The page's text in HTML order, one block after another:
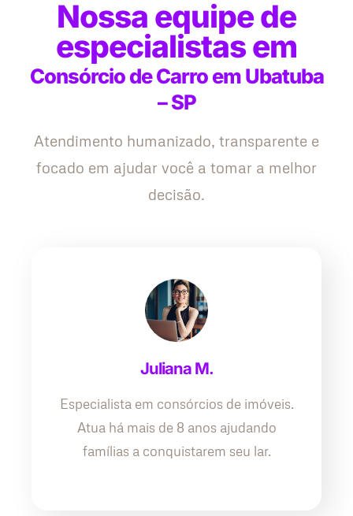
Nossa equipe de
especialistas em
Consórcio de Carro em Ubatuba
– SP
Atendimento humanizado, transparente e
focado em ajudar você a tomar a melhor
decisão.
Juliana M.
Especialista em consórcios de imóveis.
Atua há mais de 8 anos ajudando
famílias a conquistarem seu lar.